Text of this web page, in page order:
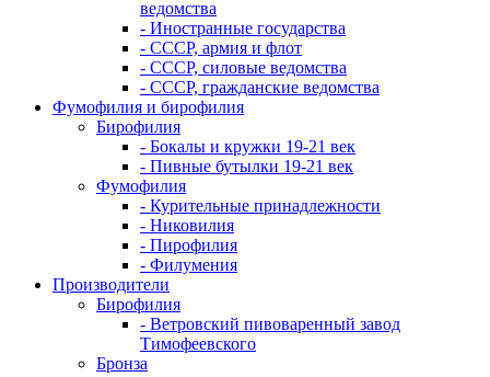
ведомства
- Иностранные государства
- СССР, армия и флот
- СССР, силовые ведомства
- СССР, гражданские ведомства
Фумофилия и бирофилия
Бирофилия
- Бокалы и кружки 19-21 век
- Пивные бутылки 19-21 век
Фумофилия
- Курительные принадлежности
- Никовилия
- Пирофилия
- Филумения
Производители
Бирофилия
- Ветровский пивоваренный завод
Тимофеевского
Бронза